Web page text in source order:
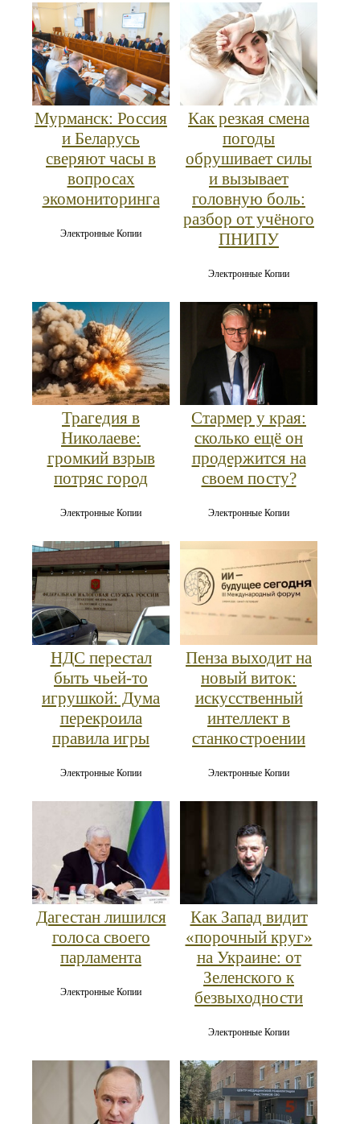
Мурманск: Россия
и Беларусь
сверяют часы в
вопросах
экомониторинга
Электронные Копии
Как резкая смена
погоды
обрушивает силы
и вызывает
головную боль:
разбор от учёного
ПНИПУ
Электронные Копии
Трагедия в
Николаеве:
громкий взрыв
потряс город
Электронные Копии
Стармер у края:
сколько ещё он
продержится на
своем посту?
Электронные Копии
НДС перестал
быть чьей-то
игрушкой: Дума
перекроила
правила игры
Электронные Копии
Пенза выходит на
новый виток:
искусственный
интеллект в
станкостроении
Электронные Копии
Дагестан лишился
голоса своего
парламента
Электронные Копии
Как Запад видит
«порочный круг»
на Украине: от
Зеленского к
безвыходности
Электронные Копии